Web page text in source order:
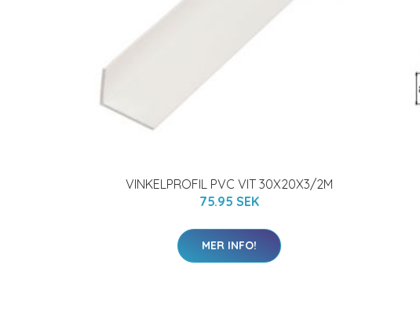
VINKELPROFIL PVC VIT 30X20X3/2M
75.95 SEK
MER INFO!